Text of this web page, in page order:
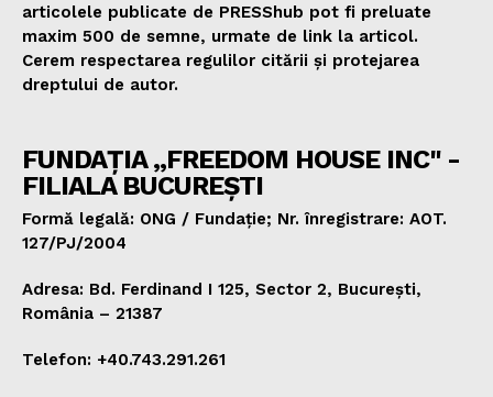
articolele publicate de PRESShub pot fi preluate
maxim 500 de semne, urmate de link la articol.
Cerem respectarea regulilor citării și protejarea
dreptului de autor.
FUNDAȚIA „FREEDOM HOUSE INC" -
FILIALA BUCUREȘTI
Formă legală: ONG / Fundație; Nr. înregistrare: AOT.
127/PJ/2004
Adresa: Bd. Ferdinand I 125, Sector 2, București,
România – 21387
Telefon: +40.743.291.261